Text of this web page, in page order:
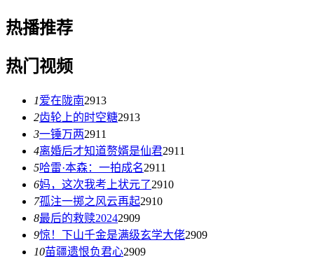
热播推荐
热门视频
1爱在陇南2913
2齿轮上的时空糖2913
3一锤万两2911
4离婚后才知道赘婿是仙君2911
5哈雷·本森：一拍成名2911
6妈，这次我考上状元了2910
7孤注一掷之风云再起2910
8最后的救赎20242909
9惊！下山千金是满级玄学大佬2909
10苗疆遗恨负君心2909